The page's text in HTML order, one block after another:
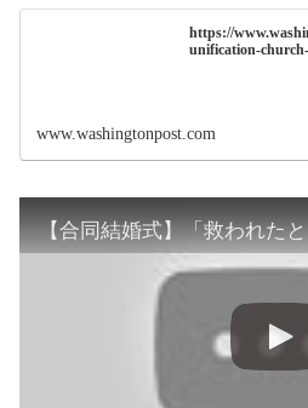
https://
unification-
www.washingtonpost.com